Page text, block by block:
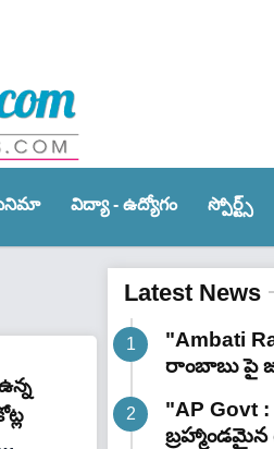
విద్యా - ఉద్యోగం స్పోర్ట్స్‌
Latest News
"Ambati
రాంబాబు పై
"AP Govt
బ్రహ్మాండమైన